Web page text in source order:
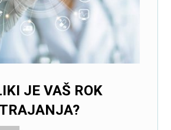
JE VAŠ ROK
TRAJANJA?